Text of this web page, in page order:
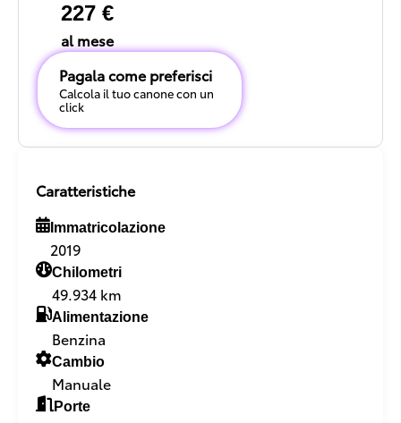
227 €
al mese
Pagala come preferisci
Calcola il tuo canone con un
click
Caratteristiche
Immatricolazione
2019
Chilometri
49.934 km
Alimentazione
Benzina
Cambio
Manuale
Porte